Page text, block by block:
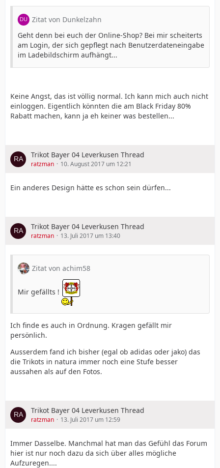
Zitat von Dunkelzahn
Geht denn bei euch der Online-Shop? Bei mir scheiterts
am Login, der sich gepflegt nach Benutzerdateneingabe
im Ladebildschirm aufhängt...
Keine Angst, das ist völlig normal. Ich kann mich auch nicht
einloggen. Eigentlich könnten die am Black Friday 80%
Rabatt machen, kann ja eh keiner was bestellen...
Trikot Bayer 04 Leverkusen Thread
ratzman 10. August 2017 um 12:21
Ein anderes Design hätte es schon sein dürfen...
Trikot Bayer 04 Leverkusen Thread
ratzman 13. Juli 2017 um 13:40
Zitat von achim58
Mir gefällts !
Ich finde es auch in Ordnung. Kragen gefällt mir
persönlich.
Ausserdem fand ich bisher (egal ob adidas oder jako) das
die Trikots in natura immer noch eine Stufe besser
aussahen als auf den Fotos.
Trikot Bayer 04 Leverkusen Thread
ratzman 13. Juli 2017 um 12:59
Immer Dasselbe. Manchmal hat man das Gefühl das Forum
hier ist nur noch dazu da sich über alles mögliche
Aufzuregen....